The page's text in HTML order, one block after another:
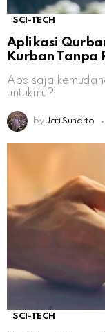
SCI-TECH
Aplikasi
Kurban Tanpa
Apa saja
untukmu?
by Jati Sunarto
SCI-TECH